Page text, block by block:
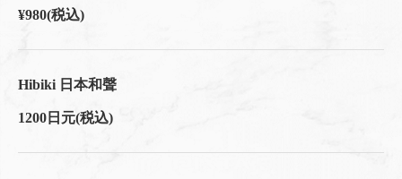
¥980(税込)
Hibiki 日本和聲
1200日元(税込)